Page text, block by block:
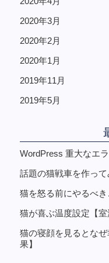
2020年3月
2020年2月
2020年1月
2019年11月
2019年5月
WordPress 重大なエ
話題の猫戦車を作って
猫を怒る前にやるべき
猫が喜ぶ温度設定【室
猫の寝顔を見るとな
果】